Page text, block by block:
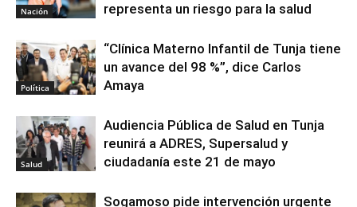
Nación
representa un riesgo para la salud
Política
“Clínica Materno Infantil de Tunja tiene
un avance del 98 %”, dice Carlos
Amaya
Salud
Audiencia Pública de Salud en Tunja
reunirá a ADRES, Supersalud y
ciudadanía este 21 de mayo
Sogamoso pide intervención urgente